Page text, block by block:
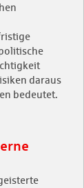
daraus
bedeutet.